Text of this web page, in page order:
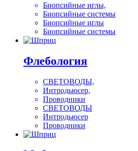
Биопсийные иглы,
Биопсийные системы
Биопсийные иглы
Биопсийные системы
Флебология
СВЕТОВОДЫ,
Интродьюсер,
Проводники
СВЕТОВОДЫ
Интродьюсер
Проводники